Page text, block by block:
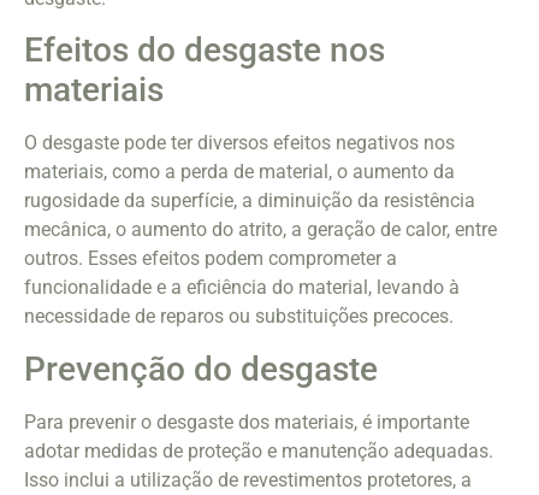
Efeitos do desgaste nos
materiais
O desgaste pode ter diversos efeitos negativos nos
materiais, como a perda de material, o aumento da
rugosidade da superfície, a diminuição da resistência
mecânica, o aumento do atrito, a geração de calor, entre
outros. Esses efeitos podem comprometer a
funcionalidade e a eficiência do material, levando à
necessidade de reparos ou substituições precoces.
Prevenção do desgaste
Para prevenir o desgaste dos materiais, é importante
adotar medidas de proteção e manutenção adequadas.
Isso inclui a utilização de revestimentos protetores, a